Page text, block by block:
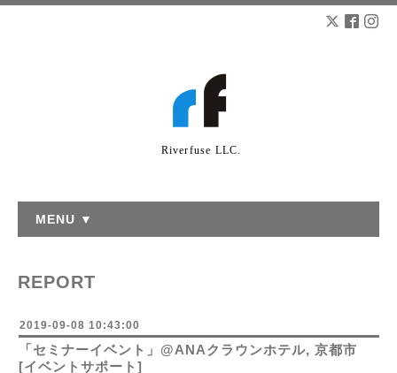
Riverfuse LLC.
MENU ▼
REPORT
2019-09-08 10:43:00
「セミナーイベント」@ANAクラウンホテル, 京都市
[イベントサポート]